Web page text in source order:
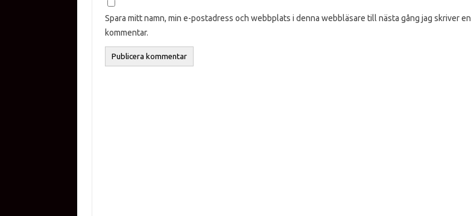
Spara mitt namn, min e-postadress och webbplats i denna webbläsare till nästa gång jag skriver en
kommentar.